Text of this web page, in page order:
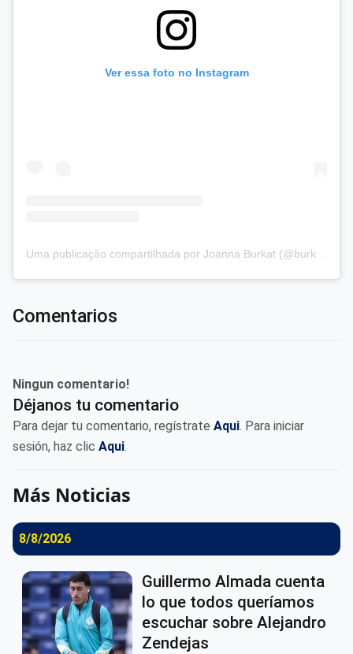
Ver essa foto no Instagram
Uma publicação compartilhada por Joanna Burkat (@burkat.joanna)
Comentarios
Ningun comentario!
Déjanos tu comentario
Para dejar tu comentario, regístrate Aqui. Para iniciar
sesión, haz clic Aqui.
Más Noticias
8/8/2026
Guillermo Almada cuenta
lo que todos queríamos
escuchar sobre Alejandro
Zendejas